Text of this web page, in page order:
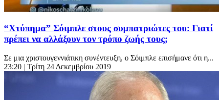
“Χτύπημα” Σόιμπλε στους συμπατριώτες του: Γιατί
πρέπει να αλλάξουν τον τρόπο ζωής τους;
Σε μια χριστουγεννιάτικη συνέντευξη, ο Σόιμπλε επισήμανε ότι η...
23:20 | Τρίτη 24 Δεκεμβρίου 2019